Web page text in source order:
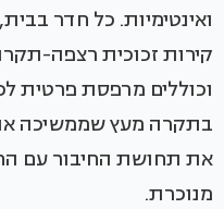
ואינטימיות. כל חדר
קירות זכוכית רצפה-
וכוללים מרפסת פרטית
בתקרה מעץ שממשיכה
את תחושת החיבור עם
מנוכרת.